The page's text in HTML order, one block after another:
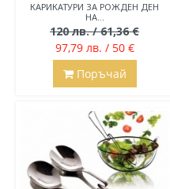
КАРИКАТУРИ ЗА РОЖДЕН ДЕН
НА...
120 лв. / 61,36 €
97,79 лв. / 50 €
Поръчай